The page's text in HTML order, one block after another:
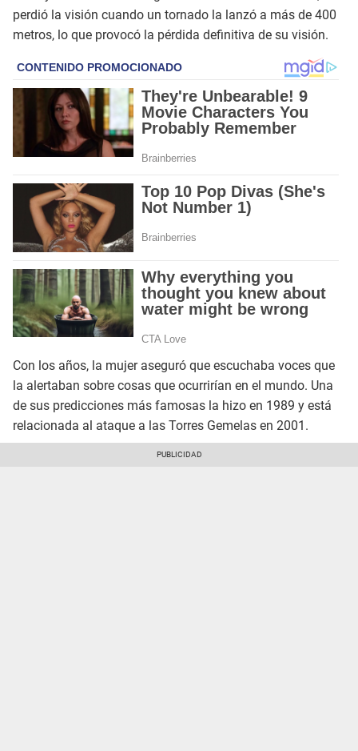
perdió la visión cuando un tornado la lanzó a más de 400
metros, lo que provocó la pérdida definitiva de su visión.
Con los años, la mujer aseguró que escuchaba voces que
la alertaban sobre cosas que ocurrirían en el mundo. Una
de sus predicciones más famosas la hizo en 1989 y está
relacionada al ataque a las Torres Gemelas en 2001.